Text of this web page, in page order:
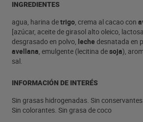
INGREDIENTES
agua, harina detrigo, crema al cacao con
[azúcar, aceite de girasol alto oleico,
desgrasado en polvo, leche desnatada en
avellana, emulgente (lecitina desoja),
sal.
INFORMACIÓN DE INTERÉS
Sin grasas hidrogenadas. Sin
Sin colorantes. Sin grasa de coco